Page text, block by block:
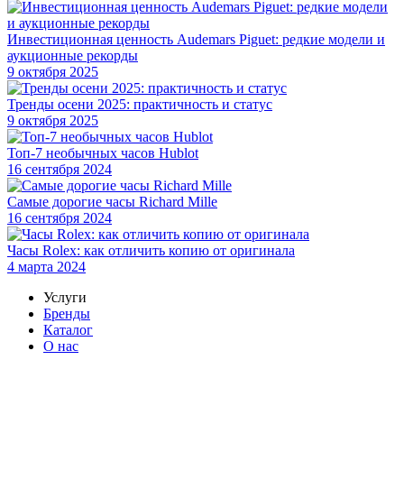
Инвестиционная ценность Audemars Piguet: редкие модели и
аукционные рекорды
9 октября 2025
Тренды осени 2025: практичность и статус
9 октября 2025
Топ-7 необычных часов Hublot
16 сентября 2024
Самые дорогие часы Richard Mille
16 сентября 2024
Часы Rolex: как отличить копию от оригинала
4 марта 2024
Услуги
Бренды
Каталог
О нас